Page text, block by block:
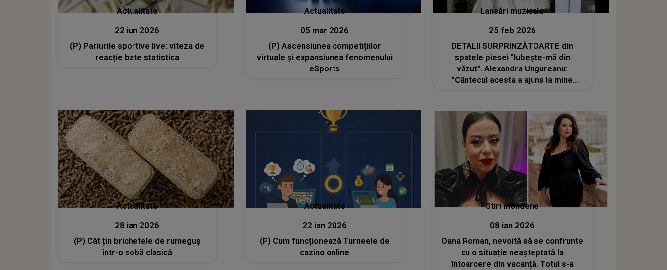
Actualitate
22 iun 2026
(P) Pariurile sportive live: viteza de
reacție bate statistica
Actualitate
05 mar 2026
(P) Ascensiunea competițiilor
virtuale și expansiunea fenomenului
eSports
Lansări muzicale
25 feb 2026
DETALII SURPRINZĂTOARTE din
spatele piesei "Iubește-mă din
văzut". Alexandra Ungureanu:
"Cântecul acesta a ajuns la mine
Actualitate
28 ian 2026
(P) Cât țin brichetele de rumeguș
într-o sobă clasică
Actualitate
22 ian 2026
(P) Cum funcționează Turneele de
cazino online
Stiri mondene
08 ian 2026
Oana Roman, nevoită să se confrunte
cu o situație neașteptată la
întoarcere din vacanță. Totul s-a